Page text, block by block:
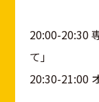
20:00-20:30
て」
20:30-21:00